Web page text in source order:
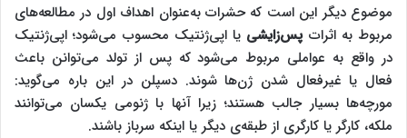
موضوع دیگر این است که حشرات به‌عنوان اهداف اول در مطالعه‌های
مربوط به اثراتپس‌زایشی یا اپی‌ژنتیک محسوب می‌شود؛ اپی‌ژنتیک
در واقع به عواملی مربوط می‌شود که پس از تولد می‌توانن باعث
فعال یا غیرفعال شدن ژن‌ها شوند. دسپلن در این باره می‌گوید:
مورچه‌ها بسیار جالب هستند؛ زیرا آنها با ژنومی یکسان می‌توانند
ملکه، کارگر یا کارگری از طبقه‌ی دیگر یا اینکه سرباز باشند.